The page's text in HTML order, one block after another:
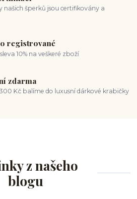
našich šperků jsou certifikovány a
registrované
10% na veškeré zboží
zdarma
Kč balíme do luxusní dárkové krabičky
z našeho
blogu